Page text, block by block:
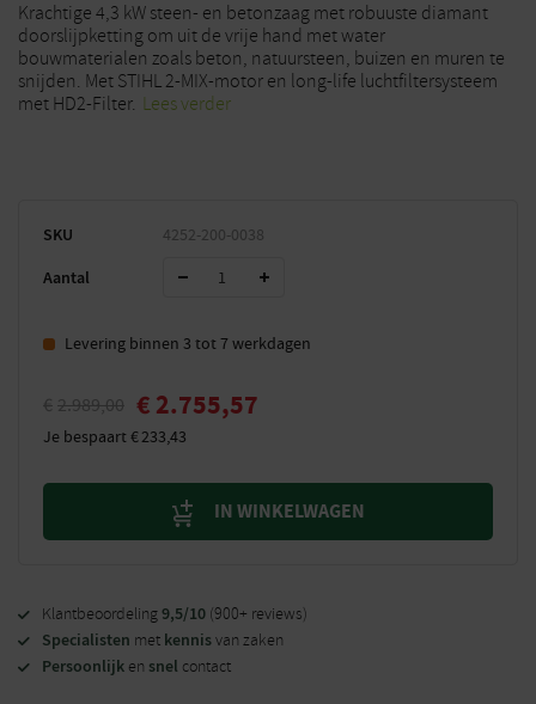
Krachtige 4,3 kW steen- en betonzaag met robuuste diamant
doorslijpketting om uit de vrije hand met water
bouwmaterialen zoals beton, natuursteen, buizen en muren te
snijden. Met STIHL 2-MIX-motor en long-life luchtfiltersysteem
met HD2-Filter. Lees verder
SKU 4252-200-0038
Aantal
Levering binnen 3 tot 7 werkdagen
€ 2.989,00 € 2.755,57
Je bespaart€233,43
IN WINKELWAGEN
Klantbeoordeling9,5/10 (900+ reviews)
Specialisten met kennisvan zaken
Persoonlijk en snel contact